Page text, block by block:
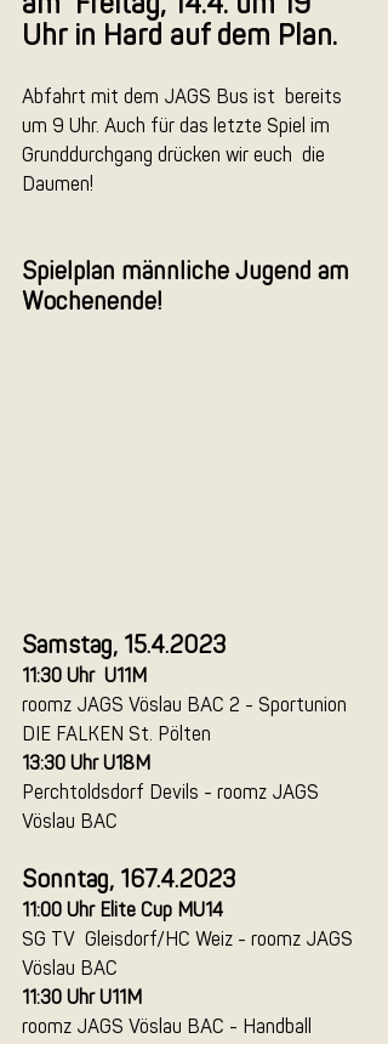
Uhr in Hard auf dem Plan.
Abfahrt mit dem JAGS Bus ist  bereits
um 9 Uhr. Auch für das letzte Spiel im
Grunddurchgang drücken wir euch  die
Daumen!
Spielplan männliche Jugend am
Wochenende!
Samstag, 15.4.2023
11:30 Uhr  U11M
roomz JAGS Vöslau BAC 2 - Sportunion
DIE FALKEN St. Pölten
13:30 Uhr U18M
Perchtoldsdorf Devils - roomz JAGS
Vöslau BAC
Sonntag, 167.4.2023
11:00 Uhr Elite Cup MU14
SG TV  Gleisdorf/HC Weiz - roomz JAGS
Vöslau BAC
11:30 Uhr U11M
roomz JAGS Vöslau BAC - Handball